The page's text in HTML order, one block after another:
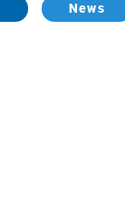
News